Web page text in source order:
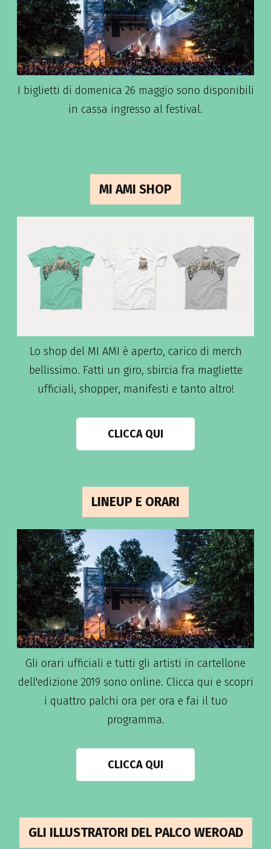
I biglietti di domenica 26 maggio sono disponibili
in cassa ingresso al festival.
MI AMI SHOP
Lo shop del MI AMI è aperto, carico di merch
bellissimo. Fatti un giro, sbircia fra magliette
ufficiali, shopper, manifesti e tanto altro!
CLICCA QUI
LINEUP E ORARI
Gli orari ufficiali e tutti gli artisti in cartellone
dell'edizione 2019 sono online. Clicca qui e scopri
i quattro palchi ora per ora e fai il tuo
programma.
CLICCA QUI
GLI ILLUSTRATORI DEL PALCO WEROAD